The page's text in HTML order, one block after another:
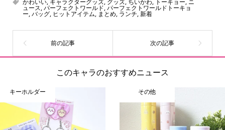
ーをいち早く皆さんにお届けすることも、私たちの使命の
かわいい, キャラクターグッズ, グッズ, ちいかわ, トーキョー, ニ
ュース,パーフェクトワールド,パーフェクトワールドトーキョ
ー,バッグ, ヒットアイテム, まとめ, ランチ,新着
このキャラのおすすめニュース
キーホルダー その他